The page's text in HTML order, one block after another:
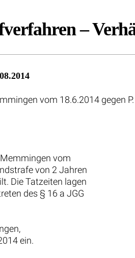
–
vom 18.6.2014 gegen
vom
von 2 Jahren
Die Tatzeiten lagen
des § 16 a JGG
ein.